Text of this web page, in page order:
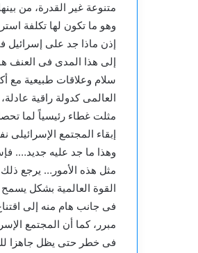
متنوعة غير القدرة، من
وهو ما تكون لها تكلفة
إذن ماذا جد على إسرائيل
إلى هذا المدى فى العنف
سلام وعلاقات طبيعية مع
العالمى كدولة راقية
مثلت غطاء رئيسياً لما
إبقاء المجتمع
وهذا ما جد عليه جديد….
مثل هذه الأمور… يرجع ذلك
القوة العالمية بشكل
فى جانب هام منه إلى
مبرر، كما أن المجتمع
فى خطر حتى يظل جاهزا